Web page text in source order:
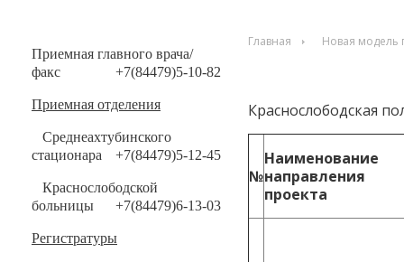
Приемная главного врача/
факс
+7(84479)5-10-82
Приемная отделения
Среднеахтубинского
стационара
+7(84479)5-12-45
Краснослободской
больницы
+7(84479)6-13-03
Регистратуры
Главная Новая модель
Краснослободская
№
Наименование
направления
проекта